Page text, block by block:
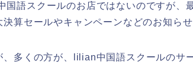
国語スクールのお店ではないのですが、
算セールやキャンペーンなどのお知らせ
、多くの方が、lilian中国語スクールのサ